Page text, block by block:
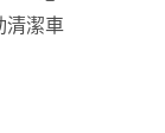
清潔車